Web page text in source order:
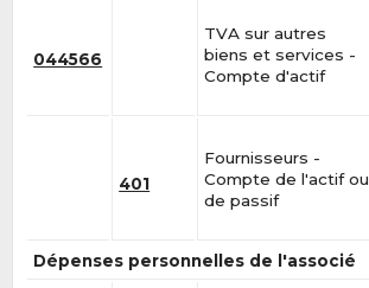
044566
TVA sur autres
biens et services -
Compte d'actif
401
Fournisseurs -
Compte de l'actif ou
de passif
Dépenses personnelles de l'associé